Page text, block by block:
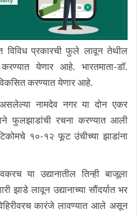
विविध प्रकारची फुले लावून तेथील
येणार आहे. भारतमाता-डॉ.
करण्यात येणार आहे.
नामदेव नगर या दोन एकर
फुलझाडांची रचना करण्यात आली
टिकोमचे १०-१२ फूट उंचीच्या झाडांना
या उद्यानातील तिन्ही बाजूला
झाडे लावून उद्यानाच्या सौंदर्यात भर
कारंजे लावण्यात आले असून